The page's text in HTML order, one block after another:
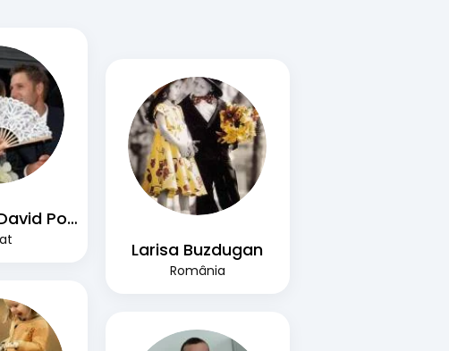
Cristina Si David Popescu
Larisa Buzdugan
România